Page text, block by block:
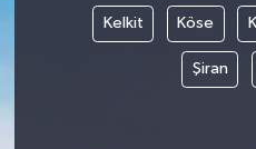
Kelkit Köse
Şiran